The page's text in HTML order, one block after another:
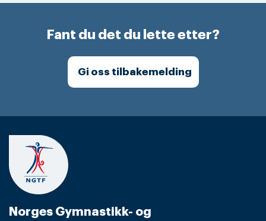
Fant du det du lette etter?
Gi oss tilbakemelding
Norges Gymnastikk- og